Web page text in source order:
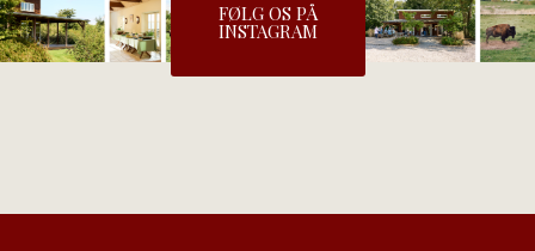
FØLG OS PÅ
INSTAGRAM